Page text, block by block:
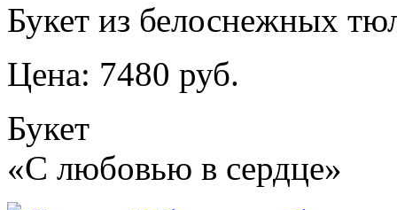
Букет из белоснежных
Цена: 7480 руб.
Букет
«С любовью в сердце»